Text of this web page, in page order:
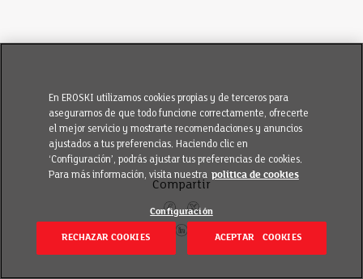
Compartir
En EROSKI utilizamos cookies propias y de terceros para
asegurarnos de que todo funcione correctamente, ofrecerte
el mejor servicio y mostrarte recomendaciones y anuncios
ajustados a tus preferencias. Haciendo clic en
‘Configuración’, podrás ajustar tus preferencias de cookies.
Para más información, visita nuestra política de cookies
Configuración
RECHAZAR COOKIES ACEPTAR COOKIES